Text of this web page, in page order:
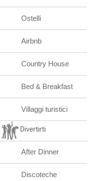
Ostelli
Airbnb
Country House
Bed & Breakfast
Villaggi turistici
Divertirti
After Dinner
Discoteche